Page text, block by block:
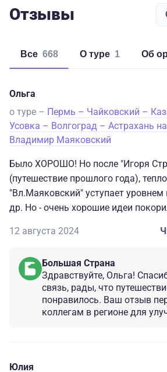
Отзывы
Все 668 о туре 1 об
Ольга
о туре – Пермь – Чайковский –
Усовка – Волгоград – Астрахань
Владимир Маяковский
Было ХОРОШО! Но после "Игоря
(путешествие прошлого года),
"Вл.Маяковский" уступает уровнем кают,
др. Но - очень хорошие идеи
отправлении в портах,
12 августа 2024
Большая Страна
Здравствуйте, Ольга!
связь, рады, что
понравилось. Ваш отзыв передадим
коллегам в регионе для
Юлия